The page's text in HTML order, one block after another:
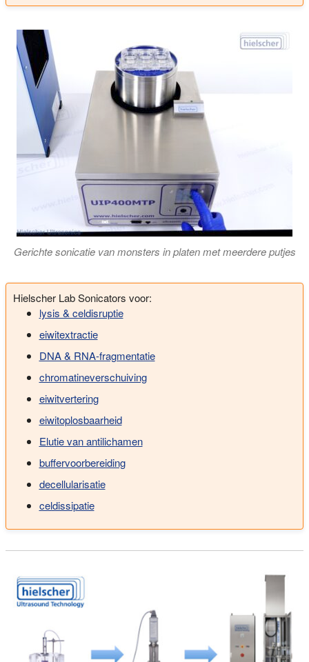
Gerichte sonicatie van monsters in platen met meerdere putjes
Hielscher Lab Sonicators voor:
lysis & celdisruptie
eiwitextractie
DNA & RNA-fragmentatie
chromatineverschuiving
eiwitvertering
eiwitoplosbaarheid
Elutie van antilichamen
buffervoorbereiding
decellularisatie
celdissipatie